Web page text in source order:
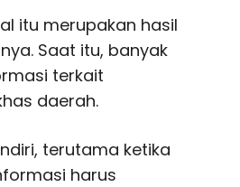
itu merupakan hasil
Saat itu, banyak
terkait
daerah.
terutama ketika
harus